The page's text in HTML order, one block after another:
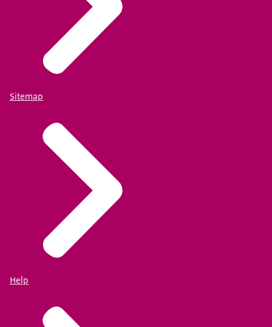
Sitemap
Help